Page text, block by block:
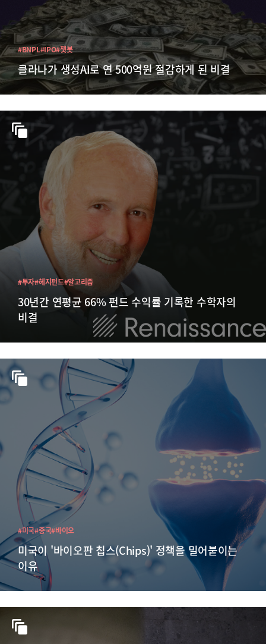
클라나가 생성AI로 연 500억원 절감하게 된 비결
#BNPL#IPO#챗봇
30년간 연평균 66% 펀드 수익률 기록한 수학자의
비결
#투자#헤지펀드#알고리즘
미국이 '바이오판 칩스(Chips)' 정책을 밀어붙이는
이유
#미국#중국#바이오